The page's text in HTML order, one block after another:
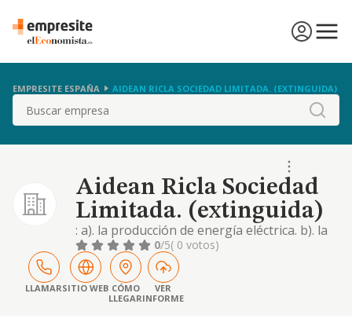
EMPRESITE ESPAÑA AIDEAN RICLA SOCIEDAD LIMITADA. (EXTINGUIDA)
Buscar
Aidean Ricla Sociedad
Limitada. (extinguida)
: a). la producción de energía eléctrica. b). la
explotación de placas solares
0/5( 0 votos)
LLAMARSITIO WEB CÓMO
LLEGAR
VER
INFORME